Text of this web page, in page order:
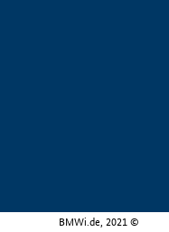
BMWi.de, 2021 ©